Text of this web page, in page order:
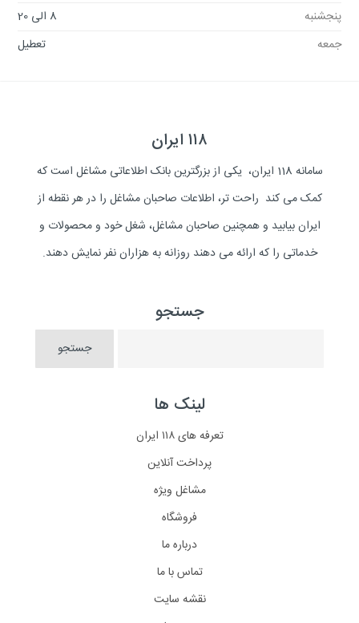
پنجشنبه
8 الی 20
جمعه
تعطیل
۱۱۸ ایران
سامانه 118 ایران، یکی از بزرگترین بانک اطلاعاتی مشاغل است که
کمک می کند راحت تر، اطلاعات صاحبان مشاغل را در هر نقطه از
ایران بیابید و همچنین صاحبان مشاغل، شغل خود و محصولات و
خدماتی را که ارائه می دهند روزانه به هزاران نفر نمایش دهند.
جستجو
لینک ها
تعرفه های ۱۱۸ ایران
پرداخت آنلاین
مشاغل ویژه
فروشگاه
درباره ما
تماس با ما
نقشه سایت